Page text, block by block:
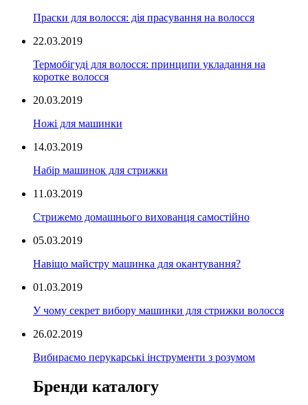
Праски для волосся: дія прасування на волосся
22.03.2019
Термобігуді для волосся: принципи укладання на
коротке волосся
20.03.2019
Ножі для машинки
14.03.2019
Набір машинок для стрижки
11.03.2019
Стрижемо домашнього вихованця самостійно
05.03.2019
Навіщо майстру машинка для окантування?
01.03.2019
У чому секрет вибору машинки для стрижки волосся
26.02.2019
Вибираємо перукарські інструменти з розумом
Бренди каталогу